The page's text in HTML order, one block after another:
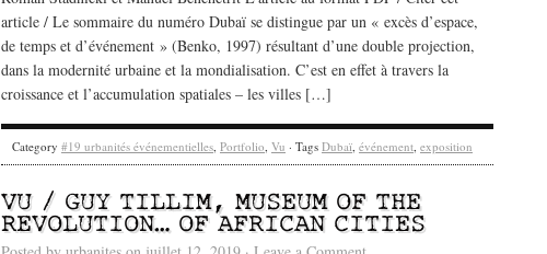
article / Le sommaire du numéro Dubaï se distingue par un « excès d’espace,
de temps et d’événement » (Benko, 1997) résultant d’une double projection,
dans la modernité urbaine et la mondialisation. C’est en effet à travers la
croissance et l’accumulation spatiales – les villes […]
Category #19 urbanités événementielles, Portfolio, Vu · Tags Dubaï, événement, exposition
VU / GUY TILLIM, MUSEUM OF THE
REVOLUTION… OF AFRICAN CITIES